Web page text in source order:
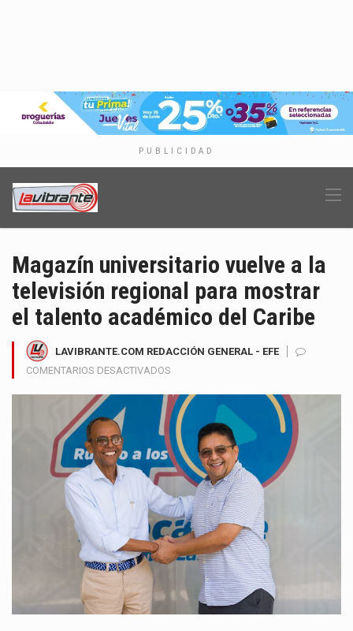
PUBLICIDAD
Magazín universitario vuelve a la
televisión regional para mostrar
el talento académico del Caribe
LAVIBRANTE.COM REDACCIÓN GENERAL - EFE
COMENTARIOS DESACTIVADOS
UNIVERSITARIO
VUELVE
A
LA
TELEVISIÓN
REGIONAL
PARA
MOSTRAR
EL
TALENTO
ACADÉMICO
CARIBE